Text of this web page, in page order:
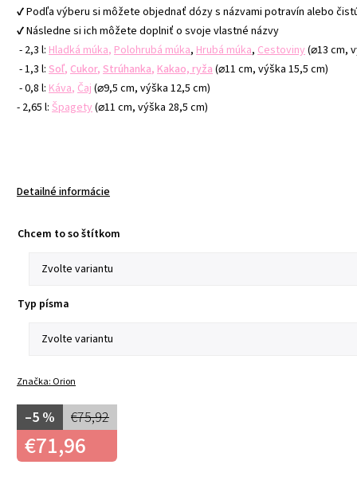
✔ Podľa výberu si môžete objednať dózy s názvami potravín alebo
✔ Následne si ich môžete doplniť o svoje vlastné názvy
- 2,3 l: Hladká múka, Polohrubá múka, Hrubá múka, Cestoviny (⌀13 cm,
- 1,3 l: Soľ, Cukor, Strúhanka, Kakao, ryža (⌀11 cm, výška 15,5 cm)
- 0,8 l: Káva, Čaj (⌀9,5 cm, výška 12,5 cm)
- 2,65 l: Špagety(⌀11 cm, výška 28,5 cm)
Detailné informácie
Chcem to so štítkom
Typ písma
Značka: Orion
€75,92
–5 %
€71,96